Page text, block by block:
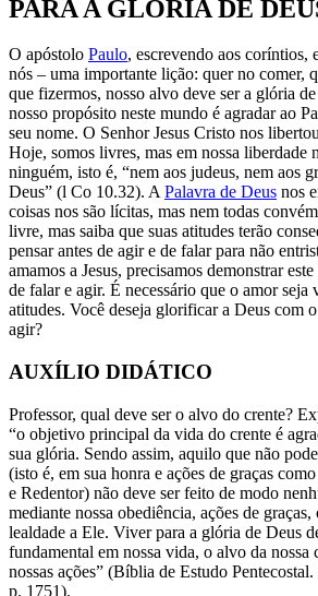
PARA A GLÓRIA DE
O apóstolo Paulo, escrevendo aos coríntios,
nós – uma importante lição: quer no comer,
que fizermos, nosso alvo deve ser a glória
nosso propósito neste mundo é agradar ao
seu nome. O Senhor Jesus Cristo nos
Hoje, somos livres, mas em nossa liberdade
ninguém, isto é, “nem aos judeus, nem aos
Deus” (l Co 10.32). APalavra de Deus nos
coisas nos são lícitas, mas nem todas
livre, mas saiba que suas atitudes terão
pensar antes de agir e de falar para não
amamos a Jesus, precisamos demonstrar
de falar e agir. É necessário que o amor seja
atitudes. Você deseja glorificar a Deus com
agir?
AUXÍLIO DIDÁTICO
Professor, qual deve ser o alvo do crente?
“o objetivo principal da vida do crente é
sua glória. Sendo assim, aquilo que não
(isto é, em sua honra e ações de graças
e Redentor) não deve ser feito de modo
mediante nossa obediência, ações de
lealdade a Ele. Viver para a glória de Deus
fundamental em nossa vida, o alvo da nossa
nossas ações” (Bíblia de Estudo
p. 1751).